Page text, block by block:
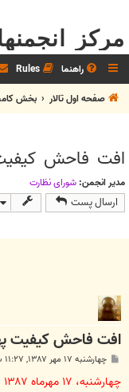
مرکز
راهنما Rules
صفحه اول تالار
بخش
افت فاحش کیفیت
مدیر انجمن: شوراي نظارت
ارسال پست
افت فاحش کیفیت
س
ت
چهارشنبه ۱۷ مهر ۱۳۸۷, ۱۱:۲۷ ب.ظ
چهارشنبه، ۱۷ مهرماه ۱۳۸۷